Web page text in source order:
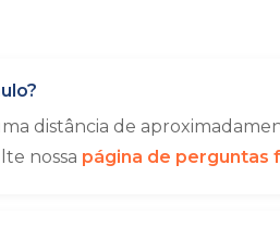
distância de
nossa página de perguntas